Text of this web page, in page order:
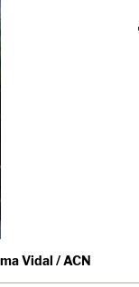
Vidal / ACN